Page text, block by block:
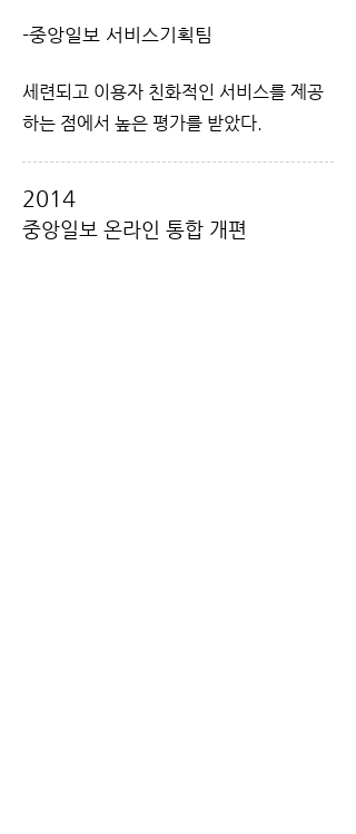
-중앙일보 서비스기획팀
세련되고 이용자 친화적인 서비스를 제공
하는 점에서 높은 평가를 받았다.
2014
중앙일보 온라인 통합 개편